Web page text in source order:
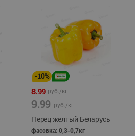
-10%
8.99 руб./кг
9.99 руб./кг
Перец желтый Беларусь
фасовка: 0,3-0,7кг